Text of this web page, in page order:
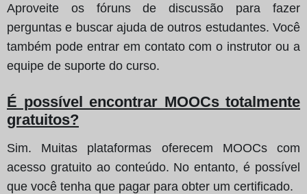
Aproveite os fóruns de discussão para fazer
perguntas e buscar ajuda de outros estudantes. Você
também pode entrar em contato com o instrutor ou a
equipe de suporte do curso.
É possível encontrar MOOCs totalmente
gratuitos?
Sim. Muitas plataformas oferecem MOOCs com
acesso gratuito ao conteúdo. No entanto, é possível
que você tenha que pagar para obter um certificado.